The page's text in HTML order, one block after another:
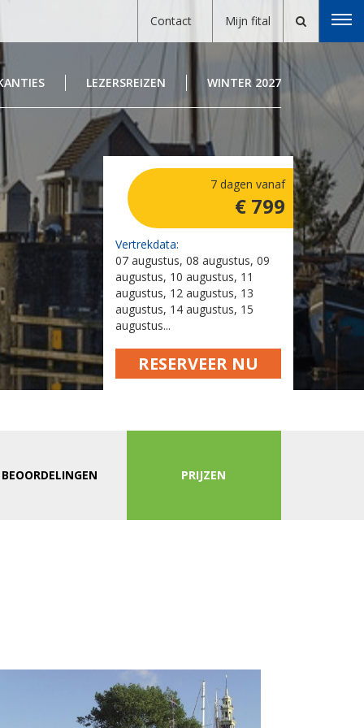
Contact Mijn fital
LEZERSREIZEN WINTER 2027
7 dagen vanaf
€ 799
Vertrekdata:
07 augustus, 08 augustus, 09
augustus, 10 augustus, 11
augustus, 12 augustus, 13
augustus, 14 augustus, 15
augustus...
RESERVEER NU
BEOORDELINGEN PRIJZEN